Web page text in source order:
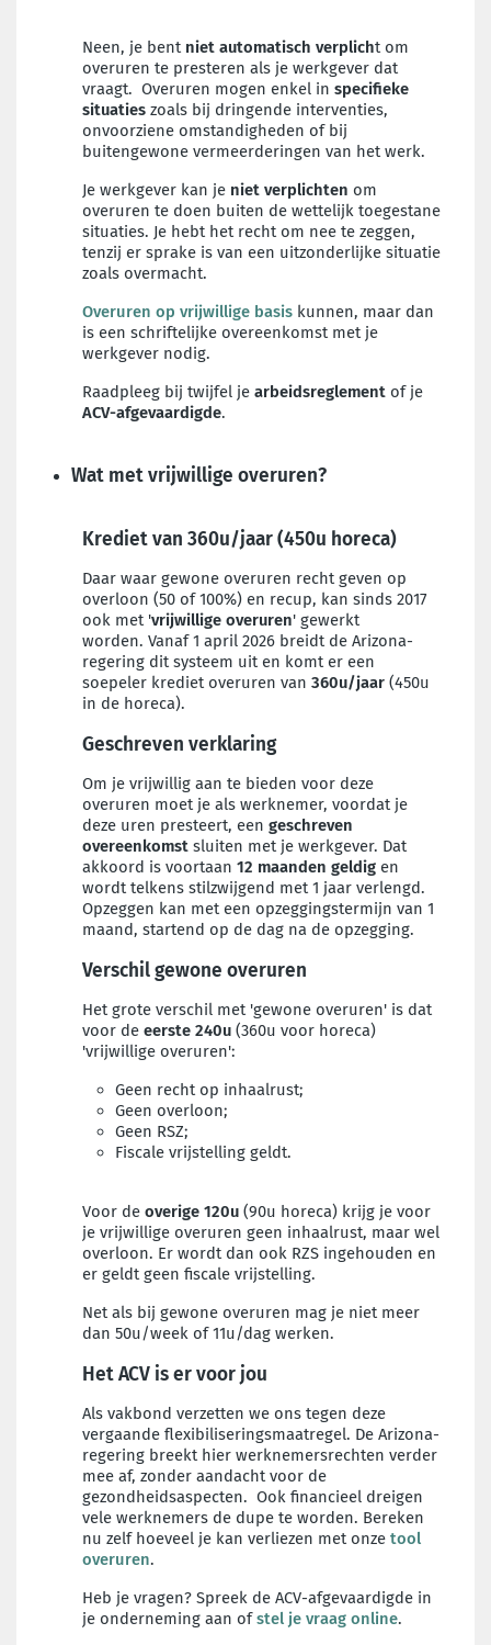
Neen, je bent niet automatisch verplicht om
overuren te presteren als je werkgever dat
vraagt. Overuren mogen enkel in specifieke
situaties zoals bij dringende interventies,
onvoorziene omstandigheden of bij
buitengewone vermeerderingen van het werk.
Je werkgever kan je niet verplichten om
overuren te doen buiten de wettelijk toegestane
situaties. Je hebt het recht om nee te zeggen,
tenzij er sprake is van een uitzonderlijke situatie
zoals overmacht.
Overuren op vrijwillige basis kunnen, maar dan
is een schriftelijke overeenkomst met je
werkgever nodig.
Raadpleeg bij twijfel je arbeidsreglement of je
ACV-afgevaardigde.
Wat met vrijwillige overuren?
Krediet van 360u/jaar (450u horeca)
Daar waar gewone overuren recht geven op
overloon (50 of 100%) en recup, kan sinds 2017
ook met 'vrijwillige overuren' gewerkt
worden. Vanaf 1 april 2026 breidt de Arizona-
regering dit systeem uit en komt er een
soepeler krediet overuren van 360u/jaar (450u
in de horeca).
Geschreven verklaring
Om je vrijwillig aan te bieden voor deze
overuren moet je als werknemer, voordat je
deze uren presteert, een geschreven
overeenkomst sluiten met je werkgever. Dat
akkoord is voortaan 12 maanden geldig en
wordt telkens stilzwijgend met 1 jaar verlengd.
Opzeggen kan met een opzeggingstermijn van 1
maand, startend op de dag na de opzegging.
Verschil gewone overuren
Het grote verschil met 'gewone overuren' is dat
voor de eerste 240u (360u voor horeca)
'vrijwillige overuren':
Geen recht op inhaalrust;
Geen overloon;
Geen RSZ;
Fiscale vrijstelling geldt.
Voor de overige 120u (90u horeca) krijg je voor
je vrijwillige overuren geen inhaalrust, maar wel
overloon. Er wordt dan ook RZS ingehouden en
er geldt geen fiscale vrijstelling.
Net als bij gewone overuren mag je niet meer
dan 50u/week of 11u/dag werken.
Het ACV is er voor jou
Als vakbond verzetten we ons tegen deze
vergaande flexibiliseringsmaatregel. De Arizona-
regering breekt hier werknemersrechten verder
mee af, zonder aandacht voor de
gezondheidsaspecten. Ook financieel dreigen
vele werknemers de dupe te worden. Bereken
nu zelf hoeveel je kan verliezen met onze tool
overuren.
Heb je vragen? Spreek de ACV-afgevaardigde in
je onderneming aan ofstel je vraag online.